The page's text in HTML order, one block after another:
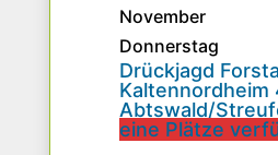
November
Donnerstag
Drückjagd
Kaltennordheim
Abtswald/
eine Plätze